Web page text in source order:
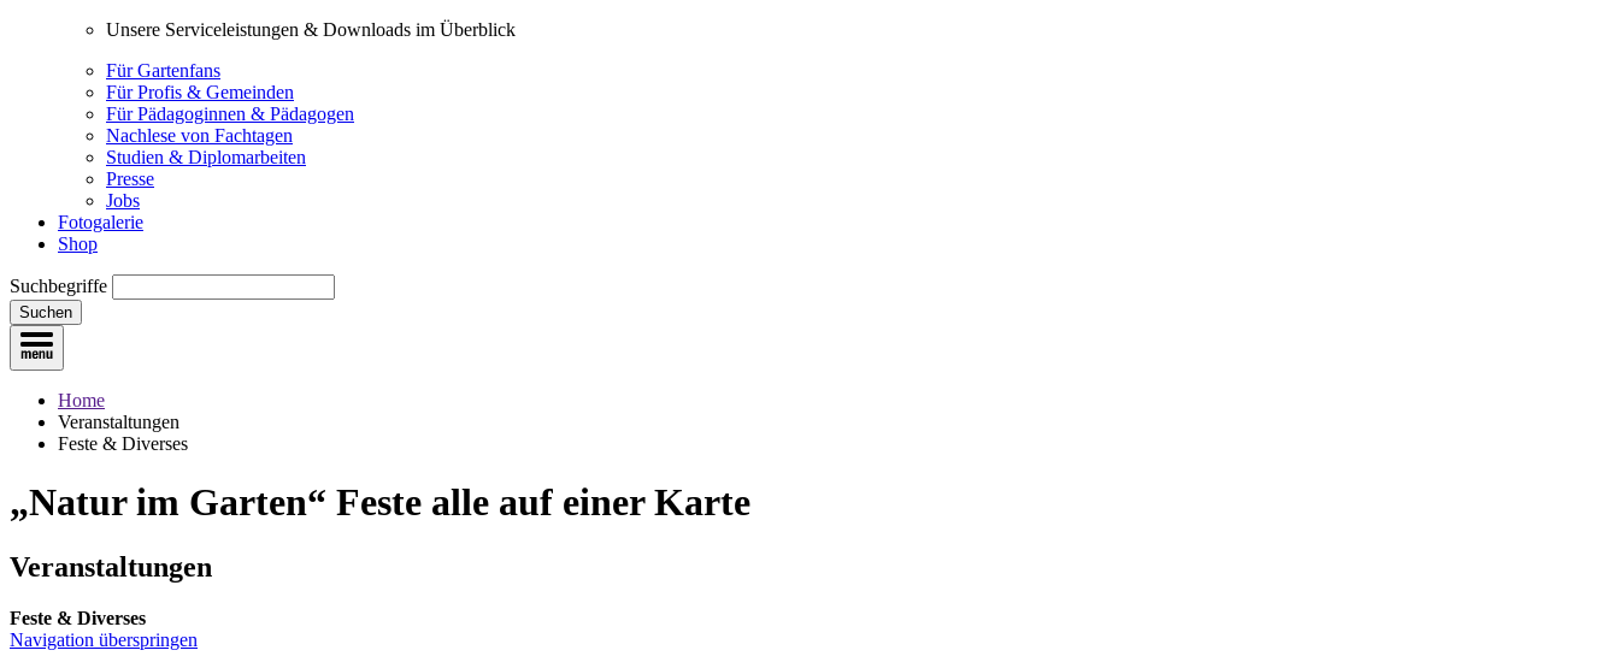
Unsere Serviceleistungen & Downloads im Überblick
Für Gartenfans
Für Profis & Gemeinden
Für Pädagoginnen & Pädagogen
Nachlese von Fachtagen
Studien & Diplomarbeiten
Presse
Jobs
Fotogalerie
Shop
Suchbegriffe
Suchen
Home
Veranstaltungen
Feste & Diverses
„Natur im Garten“ Feste alle auf einer Karte
Veranstaltungen
Feste & Diverses
Navigation überspringen